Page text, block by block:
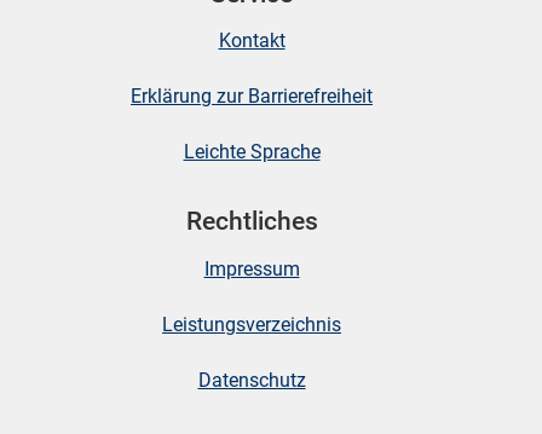
Kontakt
Erklärung zur Barrierefreiheit
Leichte Sprache
Rechtliches
Impressum
Leistungsverzeichnis
Datenschutz